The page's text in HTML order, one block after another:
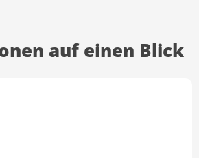
auf einen Blick